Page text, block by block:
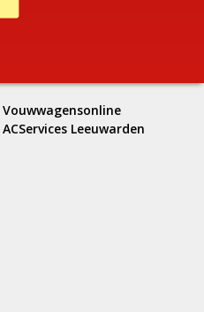
Vouwwagensonline
ACServices Leeuwarden